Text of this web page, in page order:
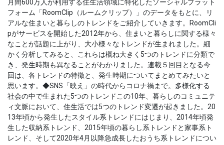
月間600万人が利用する住生活領域に特化したソーシャルプラット
フォーム「RoomClip（ルームクリップ）」のデータをもとに、リ
アルな住まいと暮らしのトレンドをご紹介していきます。RoomCli
pがサービスを開始した2012年から、住まいと暮らしに関する様々
なことが話題に上がり、大小様々なトレンドが生まれました。細
かく分析してみると、これらは概ね大きく5つのトレンドに分類で
き、発生時期も異なることがわかりました。連載５回目となる今
回は、各トレンドの特徴と、発生時期についてまとめてみたいと
思います。◆SNS「映え」の時代からコロナ禍まで。多様化する
社会の中で生まれた5つのトレンドこの10年、暮らしのコミュニテ
ィ文脈において、住生活では5つのトレンド変遷が起きました。20
13年頃から発生したスタイル系トレンドにはじまり、2014年頃発
生した収納系トレンド、2015年頃の暮らし系トレンドと家事系ト
レンド、そして2020年4月以降急成長したおうち系トレンドについ